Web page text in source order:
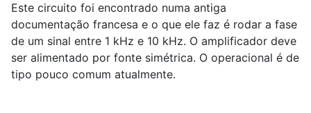
Este circuito foi encontrado numa antiga
documentação francesa e o que ele faz é rodar a fase
de um sinal entre 1 kHz e 10 kHz. O amplificador deve
ser alimentado por fonte simétrica. O operacional é de
tipo pouco comum atualmente.